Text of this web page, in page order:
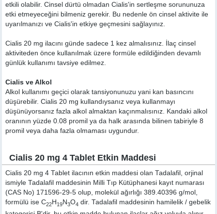
etkili olabilir. Cinsel dürtü olmadan Cialis'in sertleşme sorununuza
etki etmeyeceğini bilmeniz gerekir. Bu nedenle ön cinsel aktivite ile
uyarılmanızı ve Cialis'in etkiye geçmesini sağlayınız.
Cialis 20 mg ilacını günde sadece 1 kez almalısınız. İlaç cinsel
aktiviteden önce kullanılmak üzere formüle edildiğinden devamlı
günlük kullanımı tavsiye edilmez.
Cialis ve Alkol
Alkol kullanımı geçici olarak tansiyonunuzu yani kan basıncını
düşürebilir. Cialis 20 mg kullandıysanız veya kullanmayı
düşünüyorsanız fazla alkol almaktan kaçınmalısınız. Kandaki alkol
oranının yüzde 0.08 promil ya da halk arasında bilinen tabiriyle 8
promil veya daha fazla olmaması uygundur.
Cialis 20 mg 4 Tablet Etkin Maddesi
Cialis 20 mg 4 Tablet ilacının etkin maddesi olan Tadalafil, orjinal
ismiyleTadalafil maddesinin Milli Tıp Kütüphanesi kayıt numarası
(CAS No) 171596-29-5 olup, molekül ağırlığı 389.40396 g/mol,
formülü ise C22H 19N3O4 dir. Tadalafil maddesinin hamilelik / gebelik